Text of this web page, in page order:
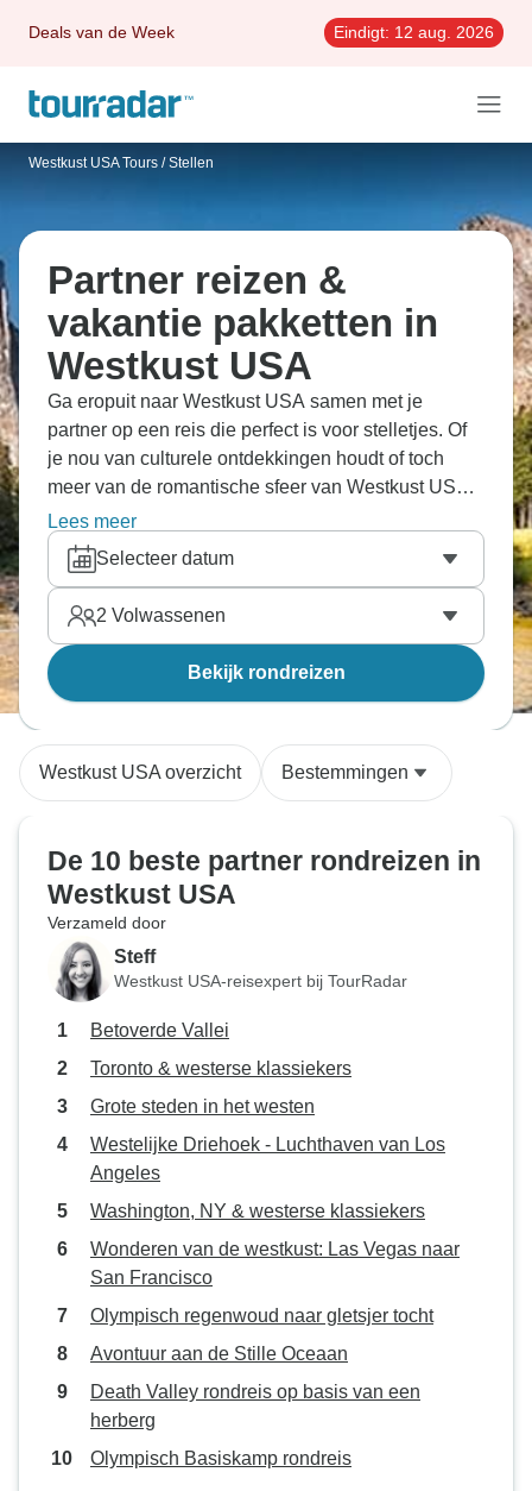
Deals van de Week Eindigt: 12 aug. 2026
Westkust USA Tours / Stellen
Partner reizen &
vakantie pakketten in
Westkust USA
Ga eropuit naar Westkust USA samen met je
partner op een reis die perfect is voor stelletjes. Of
je nou van culturele ontdekkingen houdt of toch
meer van de romantische sfeer van Westkust USA
wil genieten, de reizen brengen je naar de straatjes
van Yosemite Nationaal Park en de charme van
San Francisco zal jullie beiden betoveren. Vind de
tour naar Westkust USA die perfect is voor jullie
tweetjes, reis samen en bekijk de wereld van
dichtbij. Onze reisexperts hebben alle tours
doorzocht en hebben handmatig de beste
Lees meer
Selecteer datum
2 Volwassenen
Bekijk rondreizen
Westkust USA overzicht Bestemmingen
De 10 beste partner rondreizen in
Westkust USA
Verzameld door
Steff
Westkust USA-reisexpert bij TourRadar
Betoverde Vallei
Toronto & westerse klassiekers
Grote steden in het westen
Westelijke Driehoek - Luchthaven van Los
Angeles
Washington, NY & westerse klassiekers
Wonderen van de westkust: Las Vegas naar
San Francisco
Olympisch regenwoud naar gletsjer tocht
Avontuur aan de Stille Oceaan
Death Valley rondreis op basis van een
herberg
Olympisch Basiskamp rondreis